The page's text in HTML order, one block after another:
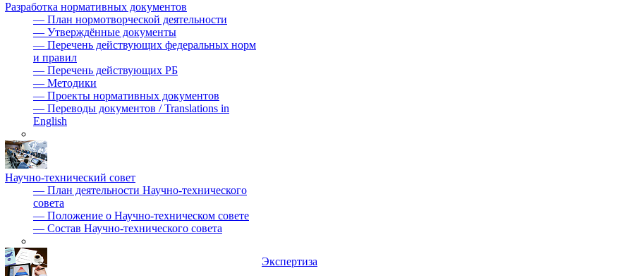
Разработка нормативных документов
— План нормотворческой деятельности
— Утверждённые документы
— Перечень действующих федеральных норм
и правил
— Перечень действующих РБ
— Методики
— Проекты нормативных документов
— Переводы документов / Translations in
English
Научно-технический совет
— План деятельности Научно-технического
совета
— Положение о Научно-техническом совете
— Состав Научно-технического совета
Экспертиза